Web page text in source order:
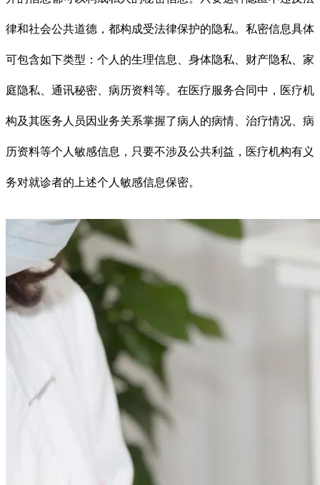
律和社会公共道德，都构成受法律保护的隐私。私密信息具体
可包含如下类型：个人的生理信息、身体隐私、财产隐私、家
庭隐私、通讯秘密、病历资料等。在医疗服务合同中，医疗机
构及其医务人员因业务关系掌握了病人的病情、治疗情况、病
历资料等个人敏感信息，只要不涉及公共利益，医疗机构有义
务对就诊者的上述个人敏感信息保密。